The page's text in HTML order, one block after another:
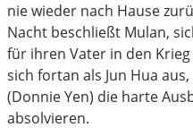
nie wieder nach Hause
Nacht beschließt Mulan,
für ihren Vater in den
sich fortan als Jun Hua
(Donnie Yen) die harte
absolvieren.